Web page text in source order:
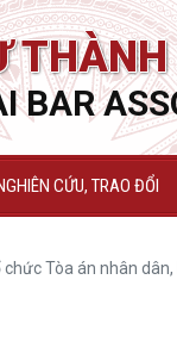
BAR
CỨU, TRAO ĐỔI
Tòa án nhân